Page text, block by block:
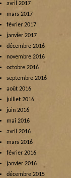
avril 2017
mars 2017
février 2017
janvier 2017
décembre 2016
novembre 2016
octobre 2016
septembre 2016
août 2016
juillet 2016
juin 2016
mai 2016
avril 2016
mars 2016
février 2016
janvier 2016
décembre 2015